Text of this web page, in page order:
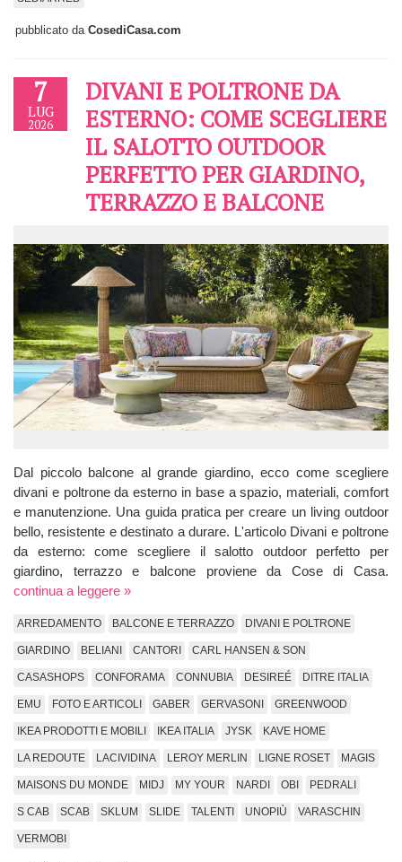
pubblicato da CosediCasa.com
7
LUG
2026
DIVANI E POLTRONE DA
ESTERNO: COME SCEGLIERE
IL SALOTTO OUTDOOR
PERFETTO PER GIARDINO,
TERRAZZO E BALCONE
Dal piccolo balcone al grande giardino, ecco come scegliere
divani e poltrone da esterno in base a spazio, materiali, comfort
e manutenzione. Una guida pratica per creare un living outdoor
bello, resistente e destinato a durare. L'articolo Divani e poltrone
da esterno: come scegliere il salotto outdoor perfetto per
giardino, terrazzo e balcone proviene da Cose di Casa.
continua a leggere »
ARREDAMENTO BALCONE E TERRAZZO DIVANI E POLTRONE
GIARDINO BELIANI CANTORI CARL HANSEN & SON
CASASHOPS CONFORAMA CONNUBIA DESIREÉ DITRE ITALIA
EMU FOTO E ARTICOLI GABER GERVASONI GREENWOOD
IKEA PRODOTTI E MOBILI IKEA ITALIA JYSK KAVE HOME
LA REDOUTE LACIVIDINA LEROY MERLIN LIGNE ROSET MAGIS
MAISONS DU MONDE MIDJ MY YOUR NARDI OBI PEDRALI
S CAB SCAB SKLUM SLIDE TALENTI UNOPIÙ VARASCHIN
VERMOBI